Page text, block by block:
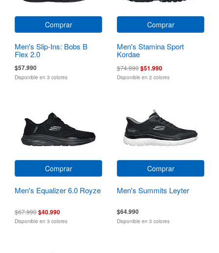
Comprar
Men's Slip-Ins: Bobs B
Flex 2.0
$57.990
Disponible en 3 colores
Comprar
Men's Stamina Sport
Kordae
$74.990$51.990
Disponible en 2 colores
Comprar
Men's Equalizer 6.0 Royze
$67.990$40.990
Disponible en 3 colores
Comprar
Men's Summits Leyter
$64.990
Disponible en 3 colores